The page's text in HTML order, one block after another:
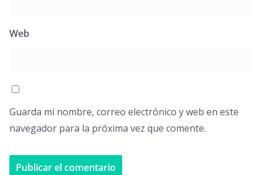
Web
Guarda mi nombre, correo electrónico y web en este
navegador para la próxima vez que comente.